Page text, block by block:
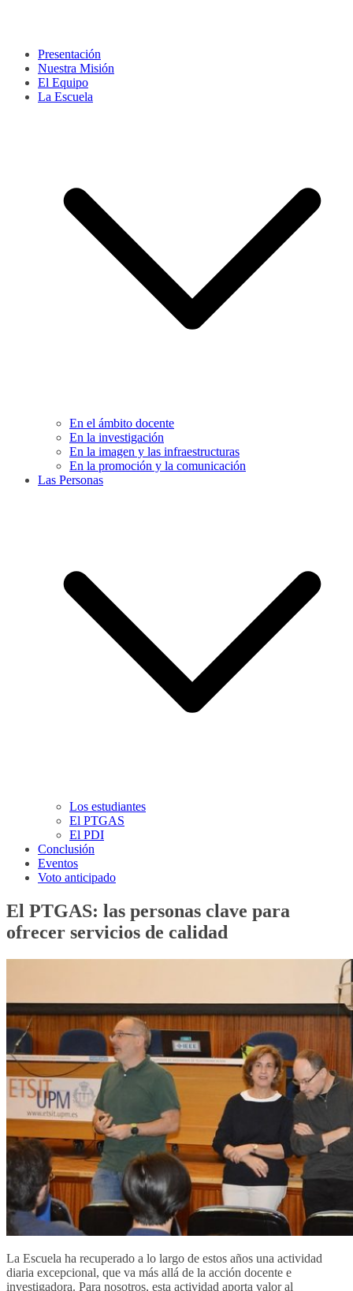
Presentación
Nuestra Misión
El Equipo
La Escuela
En el ámbito docente
En la investigación
En la imagen y las infraestructuras
En la promoción y la comunicación
Las Personas
Los estudiantes
El PTGAS
El PDI
Conclusión
Eventos
Voto anticipado
El PTGAS: las personas clave para
ofrecer servicios de calidad
La Escuela ha recuperado a lo largo de estos años una actividad
diaria excepcional, que va más allá de la acción docente e
investigadora. Para nosotros, esta actividad aporta valor al